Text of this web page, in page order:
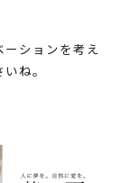
ションを考え
ね。